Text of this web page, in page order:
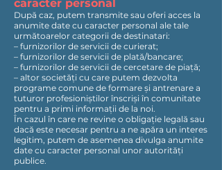
caracter personal
După caz, putem transmite sau oferi acces la
anumite date cu caracter personal ale tale
următoarelor categorii de destinatari:
– furnizorilor de servicii de curierat;
– furnizorilor de servicii de plată/bancare;
– furnizorilor de servicii de cercetare de piață;
– altor societăți cu care putem dezvolta
programe comune de formare și antrenare a
tuturor profesioniștilor înscriși în comunitate
pentru a primi informații de la noi.
În cazul în care ne revine o obligație legală sau
dacă este necesar pentru a ne apăra un interes
legitim, putem de asemenea divulga anumite
date cu caracter personal unor autorități
publice.